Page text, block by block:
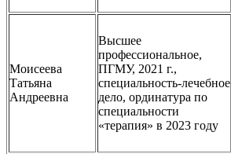
Моисеева
Татьяна
Андреевна
Высшее
профессиональное,
ПГМУ, 2021 г.,
специальность-лечебное
дело, ординатура по
специальности
«терапия» в 2023 году